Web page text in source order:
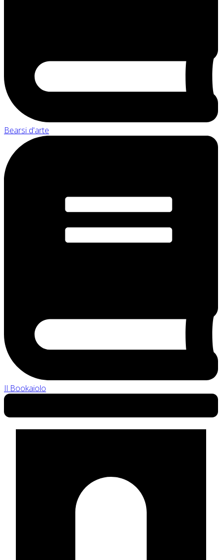
Bearsi d'arte
Il Bookaiolo